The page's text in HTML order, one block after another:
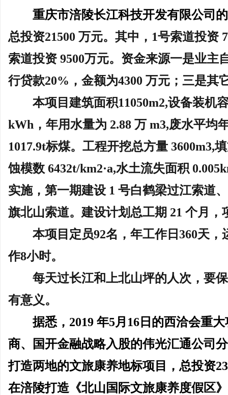
重庆市涪陵长江科技开发有限公司
总投资21500 万元。其中，1号索道投资
索道投资 9500万元。资金来源一是业主
行贷款20%，金额为4300 万元；三是其
本项目建筑面积11050m2,设备装机
kWh，年用水量为 2.88 万 m3,废水平均
1017.9t标煤。工程开挖总方量 3600m3,
蚀模数 6432t/km2·a,水土流失面积
实施，第一期建设 1 号白鹤梁过江索道
旗北山索道。建设计划总工期 21 个月
本项目定员92名，年工作日360天
作8小时。
每天过长江和上北山坪的人次，要
有意义。
据悉， 2019 年5月16日的西洽会重
商、国开金融战略入股的伟光汇通公司
打造两地的文旅康养地标项目，总投资
在涪陵打造《北山国际文旅康养度假区